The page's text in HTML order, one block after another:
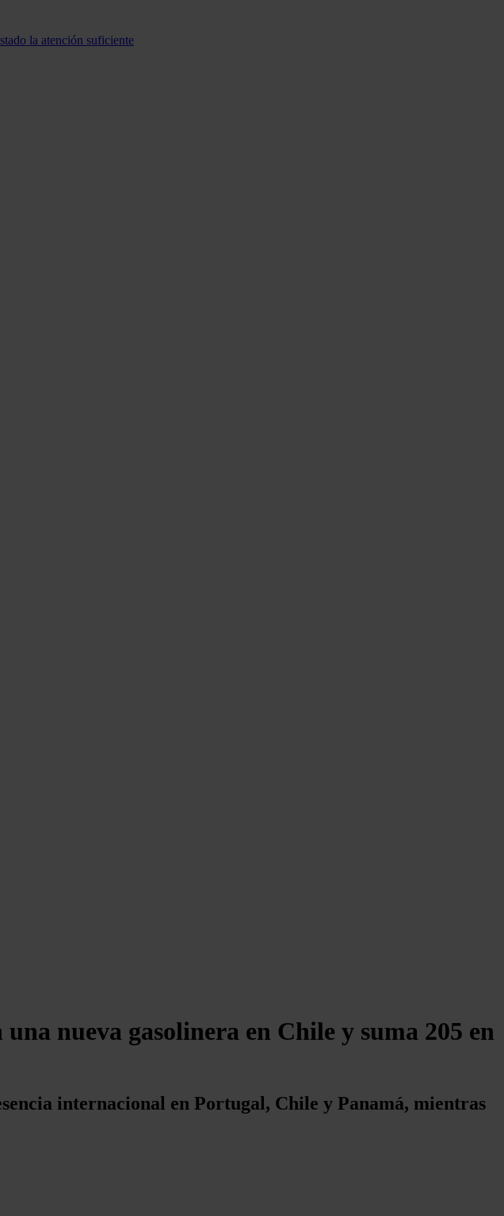
la atención suficiente
nueva gasolinera en Chile y suma 205 en
internacional en Portugal, Chile y Panamá, mientras